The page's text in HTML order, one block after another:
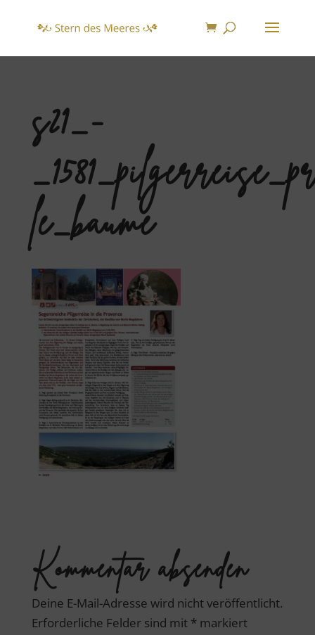
s21_-
le_baume
Kommentar absenden
Deine E-Mail-Adresse wird nicht veröffentlicht.
Erforderliche Felder sind mit *markiert